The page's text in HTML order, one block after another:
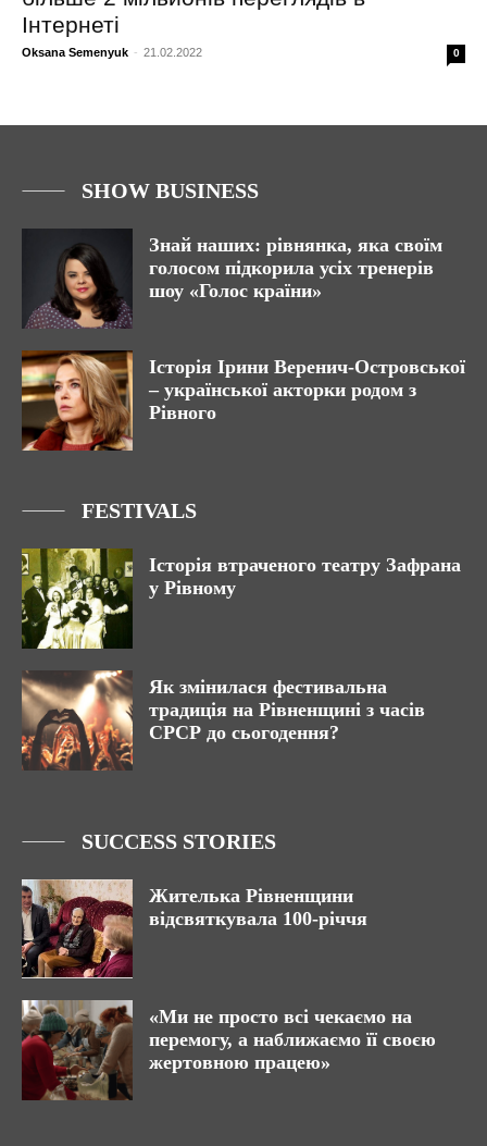
Інтернеті
Oksana Semenyuk - 21.02.2022 0
SHOW BUSINESS
Знай наших: рівнянка, яка своїм
голосом підкорила усіх тренерів
шоу «Голос країни»
Історія Ірини Веренич-Островської
– української акторки родом з
Рівного
FESTIVALS
Історія втраченого театру Зафрана
у Рівному
Як змінилася фестивальна
традиція на Рівненщині з часів
СРСР до сьогодення?
SUCCESS STORIES
Жителька Рівненщини
відсвяткувала 100-річчя
«Ми не просто всі чекаємо на
перемогу, а наближаємо її своєю
жертовною працею»